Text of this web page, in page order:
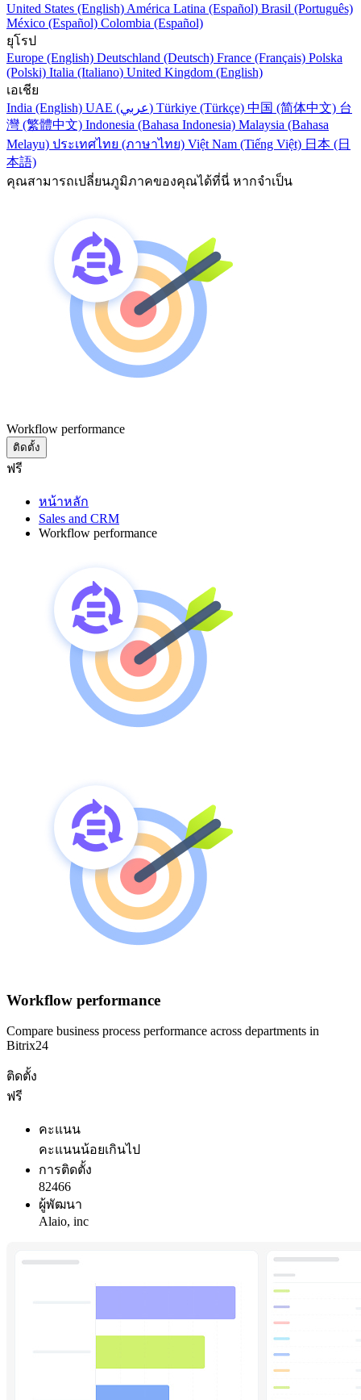
United States (English) América Latina (Español) Brasil (Português)
México (Español) Colombia (Español)
ยุโรป
Europe (English) Deutschland (Deutsch) France (Français) Polska
(Polski) Italia (Italiano) United Kingdom (English)
เอเชีย
India (English)
UAE (عربي) Türkiye (Türkçe) 中国 (简体中文) 台
灣 (繁體中文) Indonesia (Bahasa Indonesia) Malaysia (Bahasa
Melayu) ประเทศไทย (ภาษาไทย) Việt Nam (Tiếng Việt) 日本 (日
本語)
คุณสามารถเปลี่ยนภูมิภาคของคุณได้ที่นี่ หากจำเป็น
Workflow performance
ติดตั้ง
ฟรี
หน้าหลัก
Sales and CRM
Workflow performance
Workflow performance
Compare business process performance across departments in
Bitrix24
ติดตั้ง
ฟรี
คะแนน
คะแนนน้อยเกินไป
การติดตั้ง
82466
ผู้พัฒนา
Alaio, inc